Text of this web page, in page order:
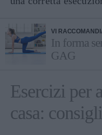
VI
In forma
GAG
Esercizi per
casa: consigli